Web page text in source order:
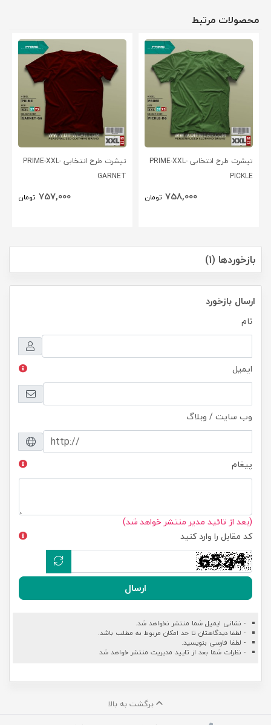
محصولات مرتبط
تیشرت طرح انتخابی PRIME-XXL-
PICKLE
758,000 تومان
تیشرت طرح انتخابی PRIME-XXL-
GARNET
757,000 تومان
بازخوردها (1)
ارسال بازخورد
نام
ایمیل
وب سایت / وبلاگ
پیغام
(بعد از تائید مدیر منتشر خواهد شد)
کد مقابل را وارد کنید
ارسال
- نشانی ایمیل شما منتشر نخواهد شد.
- لطفا دیدگاهتان تا حد امکان مربوط به مطلب باشد.
- لطفا فارسی بنویسید.
- نظرات شما بعد از تایید مدیریت منتشر خواهد شد
برگشت به بالا